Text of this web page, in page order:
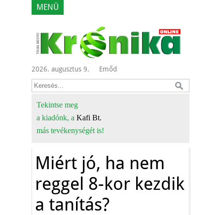
MENÜ
2026. augusztus 9. Emőd
Tekintse meg
a kiadónk, a Kafi Bt.
más tevékenységét is!
Miért jó, ha nem
reggel 8-kor kezdik
a tanítás?